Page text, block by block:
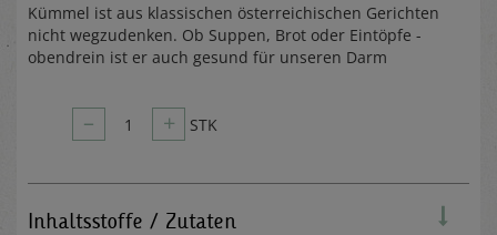
Kümmel ist aus klassischen österreichischen Gerichten
nicht wegzudenken. Ob Suppen, Brot oder Eintöpfe -
obendrein ist er auch gesund für unseren Darm
– 1 + STK
Inhaltsstoffe / Zutaten